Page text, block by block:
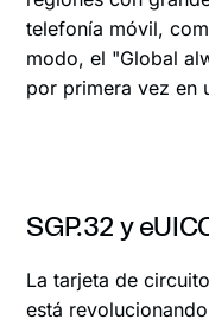
telefonía móvil,
modo, el "Global
por primera vez en
SGP.32 y
La tarjeta de
está